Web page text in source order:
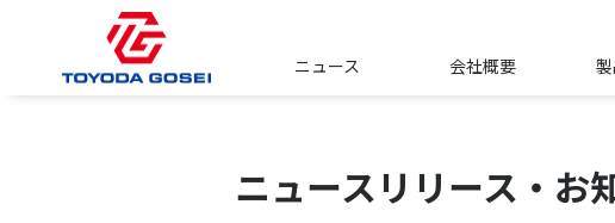
ニュース 会社概要
ニュースリリース・ お